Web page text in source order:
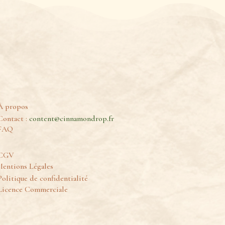
propos
: content@cinnamondrop.fr
Légales
de confidentialité
Commerciale